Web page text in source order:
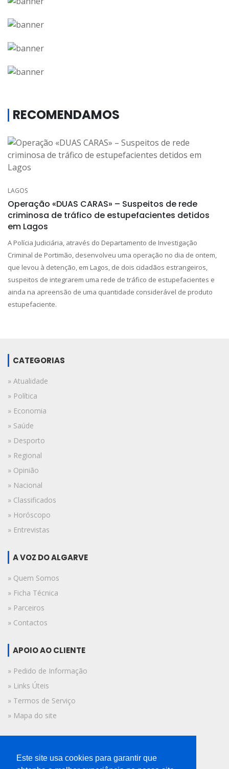
RECOMENDAMOS
LAGOS
Operação «DUAS CARAS» – Suspeitos de rede
criminosa de tráfico de estupefacientes detidos
em Lagos
A Polícia Judiciária, através do Departamento de Investigação
Criminal de Portimão, desenvolveu uma operação no dia de ontem,
que levou à detenção, em Lagos, de dois cidadãos estrangeiros,
suspeitos de integrarem uma rede de tráfico de estupefacientes e
ainda na apreensão de uma quantidade considerável de produto
estupefaciente.
CATEGORIAS
» Atualidade
» Política
» Economia
» Saúde
» Desporto
» Regional
» Opinião
» Nacional
» Classificados
» Horóscopo
» Entrevistas
A VOZ DO ALGARVE
» Quem Somos
» Ficha Técnica
» Parceiros
» Contactos
APOIO AO CLIENTE
» Pedido de Informação
» Links Úteis
» Termos de Serviço
» Mapa do site
© 2019 A Voz do Algarve.
Este site usa cookies para garantir que